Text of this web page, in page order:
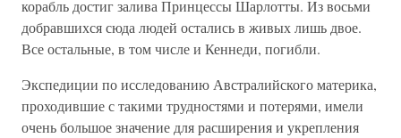
корабль достиг залива Принцессы Шарлотты. Из восьми
добравшихся сюда людей остались в живых лишь двое.
Все остальные, в том числе и Кеннеди, погибли.
Экспедиции по исследованию Австралийского материка,
проходившие с такими трудностями и потерями, имели
очень большое значение для расширения и укрепления